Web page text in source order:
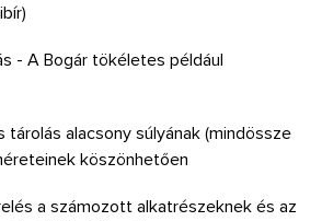
- A Bogár tökéletes például
tárolás alacsony súlyának (mindössze
köszönhetően
a számozott alkatrészeknek és az